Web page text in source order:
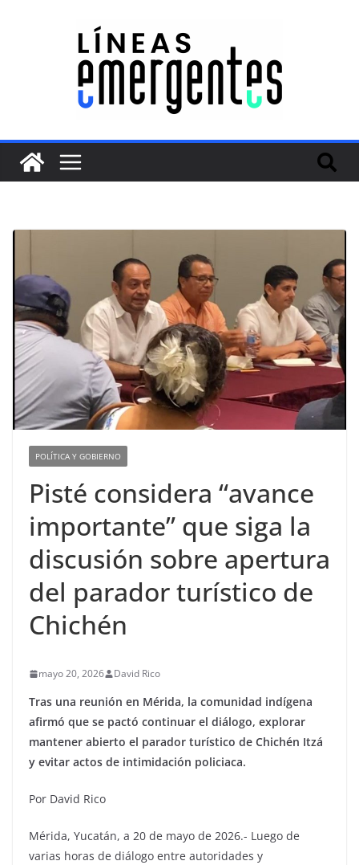
POLÍTICA Y GOBIERNO
Pisté considera “avance
importante” que siga la
discusión sobre apertura
del parador turístico de
Chichén
mayo 20, 2026 David Rico
Tras una reunión en Mérida, la comunidad indígena
afirmó que se pactó continuar el diálogo, explorar
mantener abierto el parador turístico de Chichén Itzá
y evitar actos de intimidación policiaca.
Por David Rico
Mérida, Yucatán, a 20 de mayo de 2026.- Luego de
varias horas de diálogo entre autoridades y